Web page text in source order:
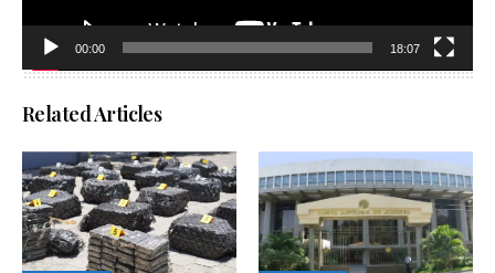
00:00 18:07
Related Articles